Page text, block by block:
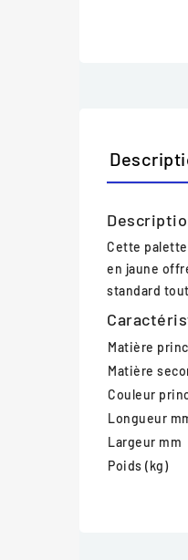
Cette
en jaune
standard
Matière
Matière
Couleur
Longueur
Largeur mm
Poids (kg)